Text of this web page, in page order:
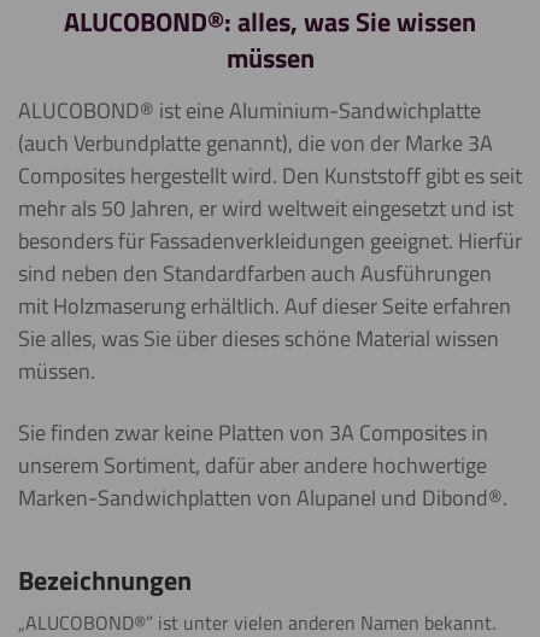
ALUCOBOND®: alles, was Sie wissen
müssen
ALUCOBOND® ist eine Aluminium-Sandwichplatte
(auch Verbundplatte genannt), die von der Marke 3A
Composites hergestellt wird. Den Kunststoff gibt es seit
mehr als 50 Jahren, er wird weltweit eingesetzt und ist
besonders für Fassadenverkleidungen geeignet. Hierfür
sind neben den Standardfarben auch Ausführungen
mit Holzmaserung erhältlich. Auf dieser Seite erfahren
Sie alles, was Sie über dieses schöne Material wissen
müssen.
Sie finden zwar keine Platten von 3A Composites in
unserem Sortiment, dafür aber andere hochwertige
Marken-Sandwichplatten von Alupanel und Dibond®.
Bezeichnungen
„ALUCOBOND®” ist unter vielen anderen Namen bekannt.